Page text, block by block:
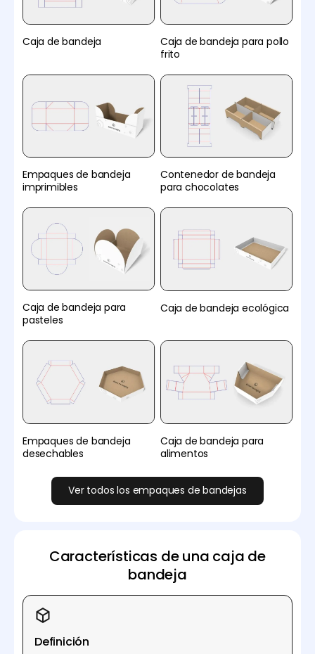
Caja de bandeja
Caja de bandeja para pollo
frito
Empaques de bandeja
imprimibles
Contenedor de bandeja
para chocolates
Caja de bandeja para
pasteles
Caja de bandeja ecológica
Empaques de bandeja
desechables
Caja de bandeja para
alimentos
Ver todos los empaques de bandejas
Características de una caja de
bandeja
Definición